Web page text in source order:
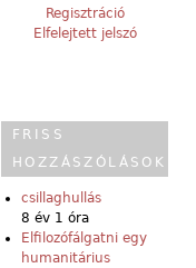
Regisztráció
Elfelejtett jelszó
FRISS
HOZZÁSZÓLÁSOK
csillaghullás
8 év 1 óra
Elfilozófálgatni egy
humanitárius